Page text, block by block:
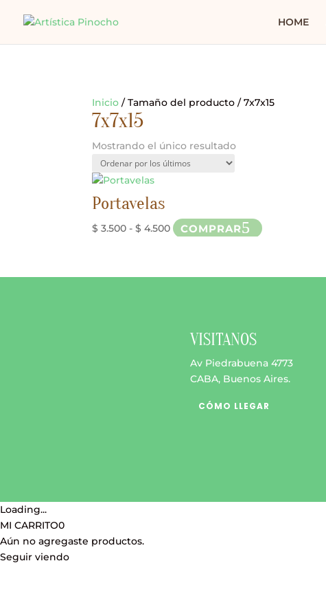
HOME
Inicio / Tamaño del producto / 7x7x15
7x7x15
Mostrando el único resultado
Portavelas
$ 3.500 - $ 4.500Rango
COMPRAR
Este
elegir
en
la
VISITANOS
Av Piedrabuena 4773
CABA, Buenos Aires.
CÓMO LLEGAR
Loading...
MI CARRITO0
Aún no agregaste productos.
Seguir viendo